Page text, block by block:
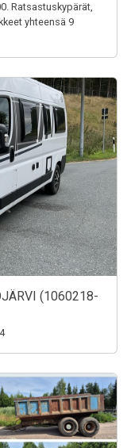
Ratsastuskypärät,
yhteensä 9
(1060218-